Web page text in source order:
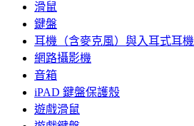
滑鼠
鍵盤
耳機（含麥克風）與入耳式耳機
網路攝影機
音箱
iPAD 鍵盤保護殼
遊戲滑鼠